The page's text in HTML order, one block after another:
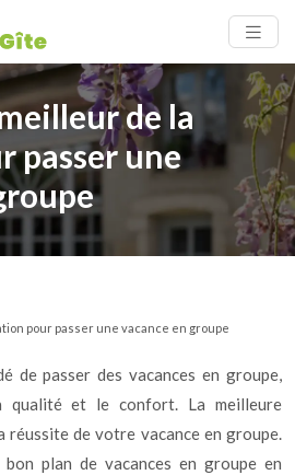
de la
passer une
pour passer une vacance en groupe
de passer des vacances en groupe,
qualité et le confort. La meilleure
réussite de votre vacance en groupe.
plan de vacances en groupe en